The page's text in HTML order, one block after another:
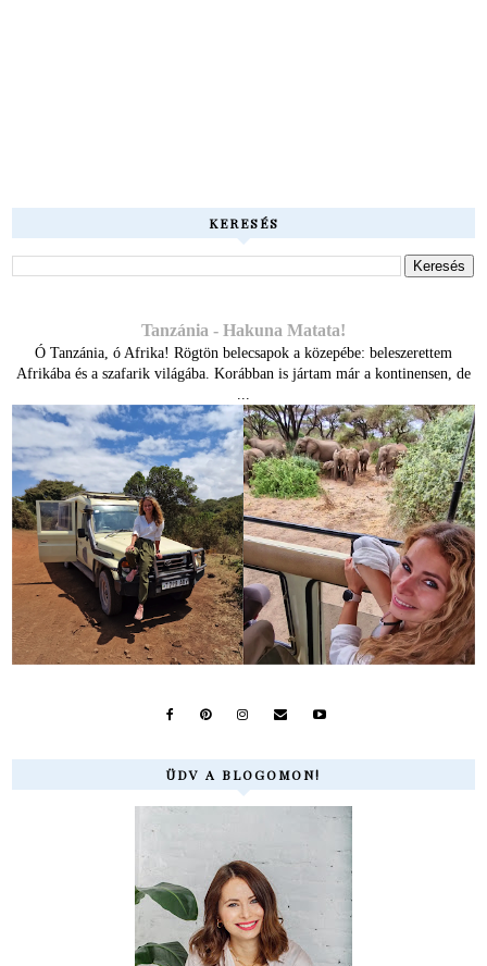
KERESÉS
Tanzánia - Hakuna Matata!
Ó Tanzánia, ó Afrika! Rögtön belecsapok a közepébe: beleszerettem
Afrikába és a szafarik világába. Korábban is jártam már a kontinensen, de
ÜDV A BLOGOMON!